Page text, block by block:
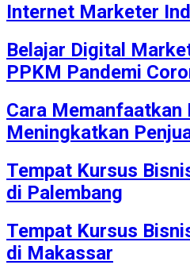
Internet Marketer
Belajar Digital
PPKM Pandemi
Cara
Meningkatkan
Tempat Kursus
di Palembang
Tempat Kursus
di Makassar